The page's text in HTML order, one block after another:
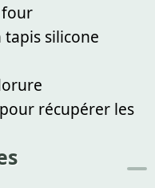
tapis silicone
récupérer les